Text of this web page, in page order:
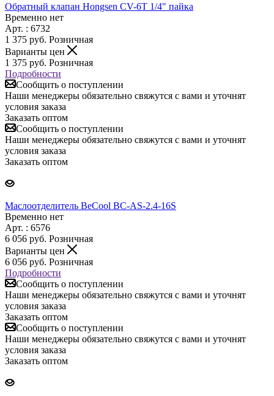
Обратный клапан Hongsen CV-6T 1/4" пайка
Временно нет
Арт. : 6732
1 375 руб. Розничная
Варианты цен
1 375 руб. Розничная
Подробности
Сообщить о поступлении
Наши менеджеры обязательно свяжутся с вами и уточнят
условия заказа
Заказать оптом
Сообщить о поступлении
Наши менеджеры обязательно свяжутся с вами и уточнят
условия заказа
Заказать оптом
Маслоотделитель BeCool BC-AS-2.4-16S
Временно нет
Арт. : 6576
6 056 руб. Розничная
Варианты цен
6 056 руб. Розничная
Подробности
Сообщить о поступлении
Наши менеджеры обязательно свяжутся с вами и уточнят
условия заказа
Заказать оптом
Сообщить о поступлении
Наши менеджеры обязательно свяжутся с вами и уточнят
условия заказа
Заказать оптом